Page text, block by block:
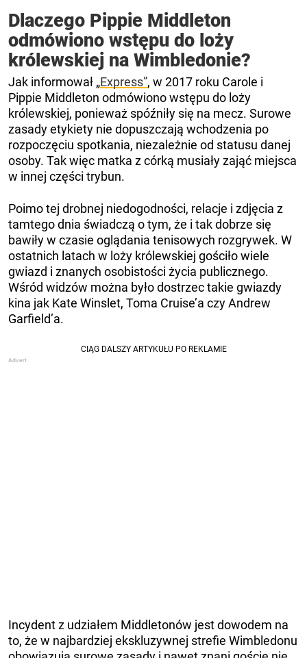
Dlaczego Pippie Middleton
odmówiono wstępu do loży
królewskiej na Wimbledonie?
Jak informował „Express”, w 2017 roku Carole i
Pippie Middleton odmówiono wstępu do loży
królewskiej, ponieważ spóźniły się na mecz. Surowe
zasady etykiety nie dopuszczają wchodzenia po
rozpoczęciu spotkania, niezależnie od statusu danej
osoby. Tak więc matka z córką musiały zająć miejsca
w innej części trybun.
Poimo tej drobnej niedogodności, relacje i zdjęcia z
tamtego dnia świadczą o tym, że i tak dobrze się
bawiły w czasie oglądania tenisowych rozgrywek. W
ostatnich latach w loży królewskiej gościło wiele
gwiazd i znanych osobistości życia publicznego.
Wśród widzów można było dostrzec takie gwiazdy
kina jak Kate Winslet, Toma Cruise’a czy Andrew
Garfield’a.
Incydent z udziałem Middletonów jest dowodem na
to, że w najbardziej ekskluzywnej strefie Wimbledonu